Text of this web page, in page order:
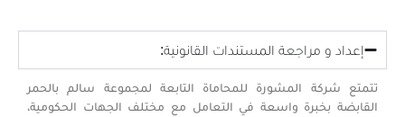
إعداد و مراجعة المستندات القانونية:
تتمتع شركة المشورة للمحاماة التابعة لمجموعة سالم بالحمر
القابضة بخبرة واسعة في التعامل مع مختلف الجهات الحكومية،